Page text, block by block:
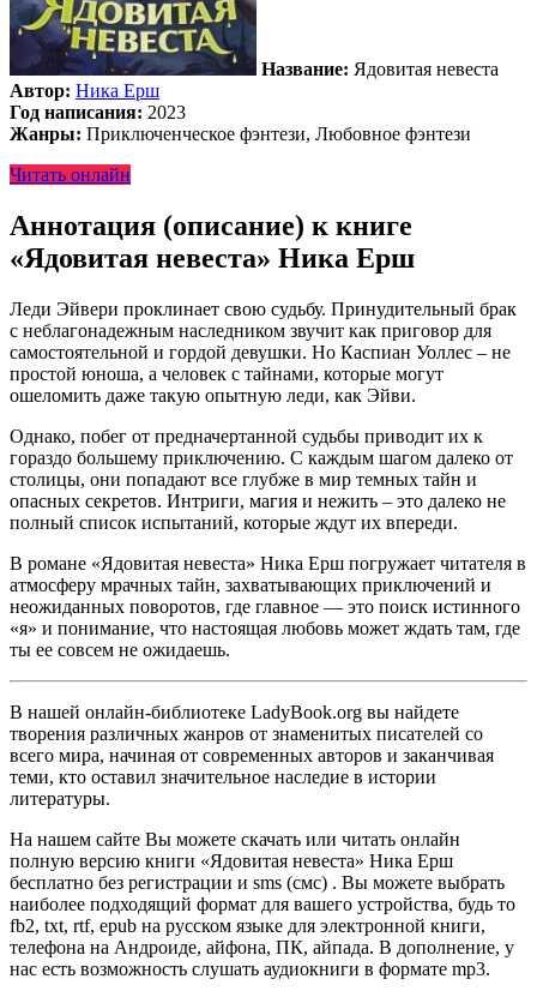
Название: Ядовитая невеста
Автор: Ника Ерш
Год написания: 2023
Жанры: Приключенческое фэнтези, Любовное фэнтези
Читать онлайн
Аннотация (описание) к книге
«Ядовитая невеста» Ника Ерш
Леди Эйвери проклинает свою судьбу. Принудительный брак
с неблагонадежным наследником звучит как приговор для
самостоятельной и гордой девушки. Но Каспиан Уоллес – не
простой юноша, а человек с тайнами, которые могут
ошеломить даже такую опытную леди, как Эйви.
Однако, побег от предначертанной судьбы приводит их к
гораздо большему приключению. С каждым шагом далеко от
столицы, они попадают все глубже в мир темных тайн и
опасных секретов. Интриги, магия и нежить – это далеко не
полный список испытаний, которые ждут их впереди.
В романе «Ядовитая невеста» Ника Ерш погружает читателя в
атмосферу мрачных тайн, захватывающих приключений и
неожиданных поворотов, где главное — это поиск истинного
«я» и понимание, что настоящая любовь может ждать там, где
ты ее совсем не ожидаешь.
В нашей онлайн-библиотеке LadyBook.org вы найдете
творения различных жанров от знаменитых писателей со
всего мира, начиная от современных авторов и заканчивая
теми, кто оставил значительное наследие в истории
литературы.
На нашем сайте Вы можете скачать или читать онлайн
полную версию книги «Ядовитая невеста» Ника Ерш
бесплатно без регистрации и sms (смс) . Вы можете выбрать
наиболее подходящий формат для вашего устройства, будь то
fb2, txt, rtf, epub на русском языке для электронной книги,
телефона на Андроиде, айфона, ПК, айпада. В дополнение, у
нас есть возможность слушать аудиокниги в формате mp3.